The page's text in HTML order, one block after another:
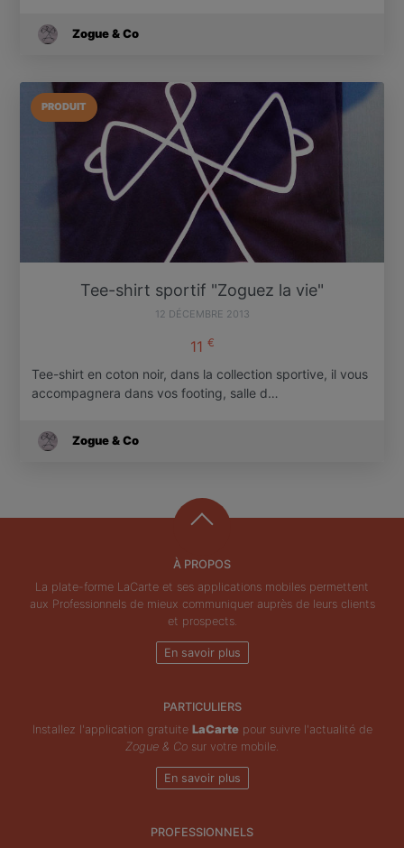
Zogue & Co
PRODUIT
Tee-shirt sportif "Zoguez la vie"
12 DÉCEMBRE 2013
11 €
Tee-shirt en coton noir, dans la collection sportive, il vous
accompagnera dans vos footing, salle d…
Zogue & Co
À PROPOS
La plate-forme LaCarte et ses applications mobiles permettent
aux Professionnels de mieux communiquer auprès de leurs clients
et prospects.
En savoir plus
PARTICULIERS
Installez l'application gratuite LaCartepour suivre l'actualité de
Zogue & Co sur votre mobile.
En savoir plus
PROFESSIONNELS